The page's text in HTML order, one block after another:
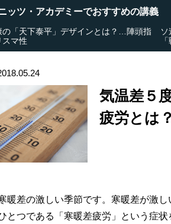
ッツ・アカデミーでおすすめの講義
の「天下泰平」デザインとは？…陣頭指
スマ性
気温差５
疲労とは？
暖差の激しい季節です。寒暖差が激
とつである「寒暖差疲労」という症